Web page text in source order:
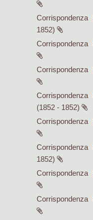
Corrispondenza
1852)
Corrispondenza
Corrispondenza
Corrispondenza
(1852 - 1852)
Corrispondenza
Corrispondenza
1852)
Corrispondenza
Corrispondenza